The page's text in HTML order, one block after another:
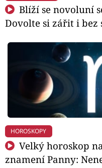
Blíží se novoluní
Dovolte si zářit i bez
HOROSKOPY
Velký horoskop
znamení Panny: